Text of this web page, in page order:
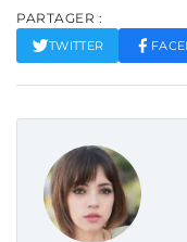
PARTAGER :
TWITTER